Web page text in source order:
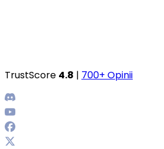
TrustScore 4.8 | 700+ Opinii